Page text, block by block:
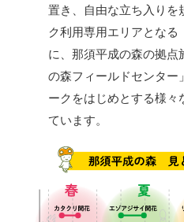
置き、自由な立ち入りを
ク利用専用エリアとなる
に、那須平成の森の拠点
の森フィールドセンター
ークをはじめとする様々
ています。